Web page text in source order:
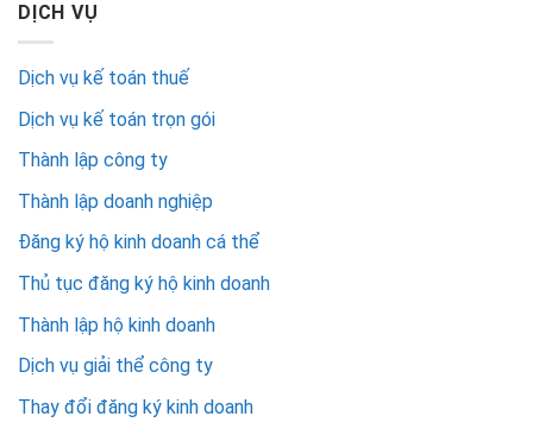
DỊCH VỤ
Dịch vụ kế toán thuế
Dịch vụ kế toán trọn gói
Thành lập công ty
Thành lập doanh nghiệp
Đăng ký hộ kinh doanh cá thể
Thủ tục đăng ký hộ kinh doanh
Thành lập hộ kinh doanh
Dịch vụ giải thể công ty
Thay đổi đăng ký kinh doanh